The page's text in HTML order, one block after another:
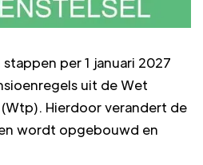
per 1 januari 2027
uit de Wet
Hierdoor verandert de
wordt opgebouwd en